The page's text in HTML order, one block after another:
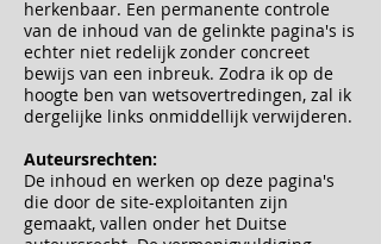
herkenbaar. Een permanente controle
van de inhoud van de gelinkte pagina's is
echter niet redelijk zonder concreet
bewijs van een inbreuk. Zodra ik op de
hoogte ben van wetsovertredingen, zal ik
dergelijke links onmiddellijk verwijderen.
Auteursrechten:
De inhoud en werken op deze pagina's
die door de site-exploitanten zijn
gemaakt, vallen onder het Duitse